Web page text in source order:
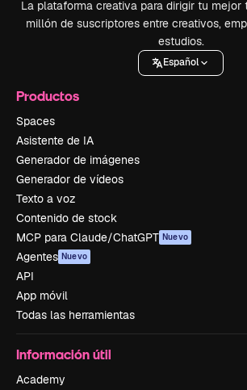
La plataforma creativa para dirigir tu mejor
millón de suscriptores entre creativos,
estudios.
Español
Productos
Spaces
Asistente de IA
Generador de imágenes
Generador de vídeos
Texto a voz
Contenido de stock
MCP para Claude/ChatGPT Nuevo
Agentes Nuevo
API
App móvil
Todas las herramientas
Información útil
Academy